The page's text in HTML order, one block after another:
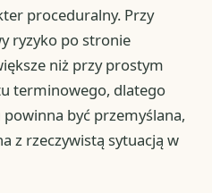
proceduralny. Przy
ryzyko po stronie
niż przy prostym
terminowego, dlatego
być przemyślana,
z rzeczywistą sytuacją w